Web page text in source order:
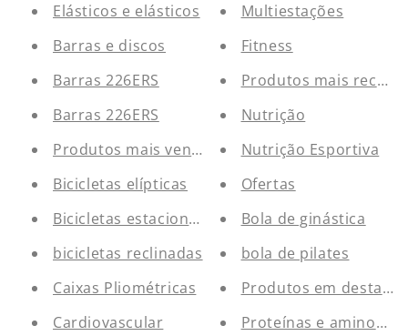
Elásticos e elásticos
Barras e discos
Barras 226ERS
Barras 226ERS
Produtos mais vendidos
Bicicletas elípticas
Bicicletas estacionárias
bicicletas reclinadas
Caixas Pliométricas
Cardiovascular
Multiestações
Fitness
Produtos mais
Nutrição
Nutrição Esportiva
Ofertas
Bola de ginástica
bola de pilates
Produtos em
Proteínas e